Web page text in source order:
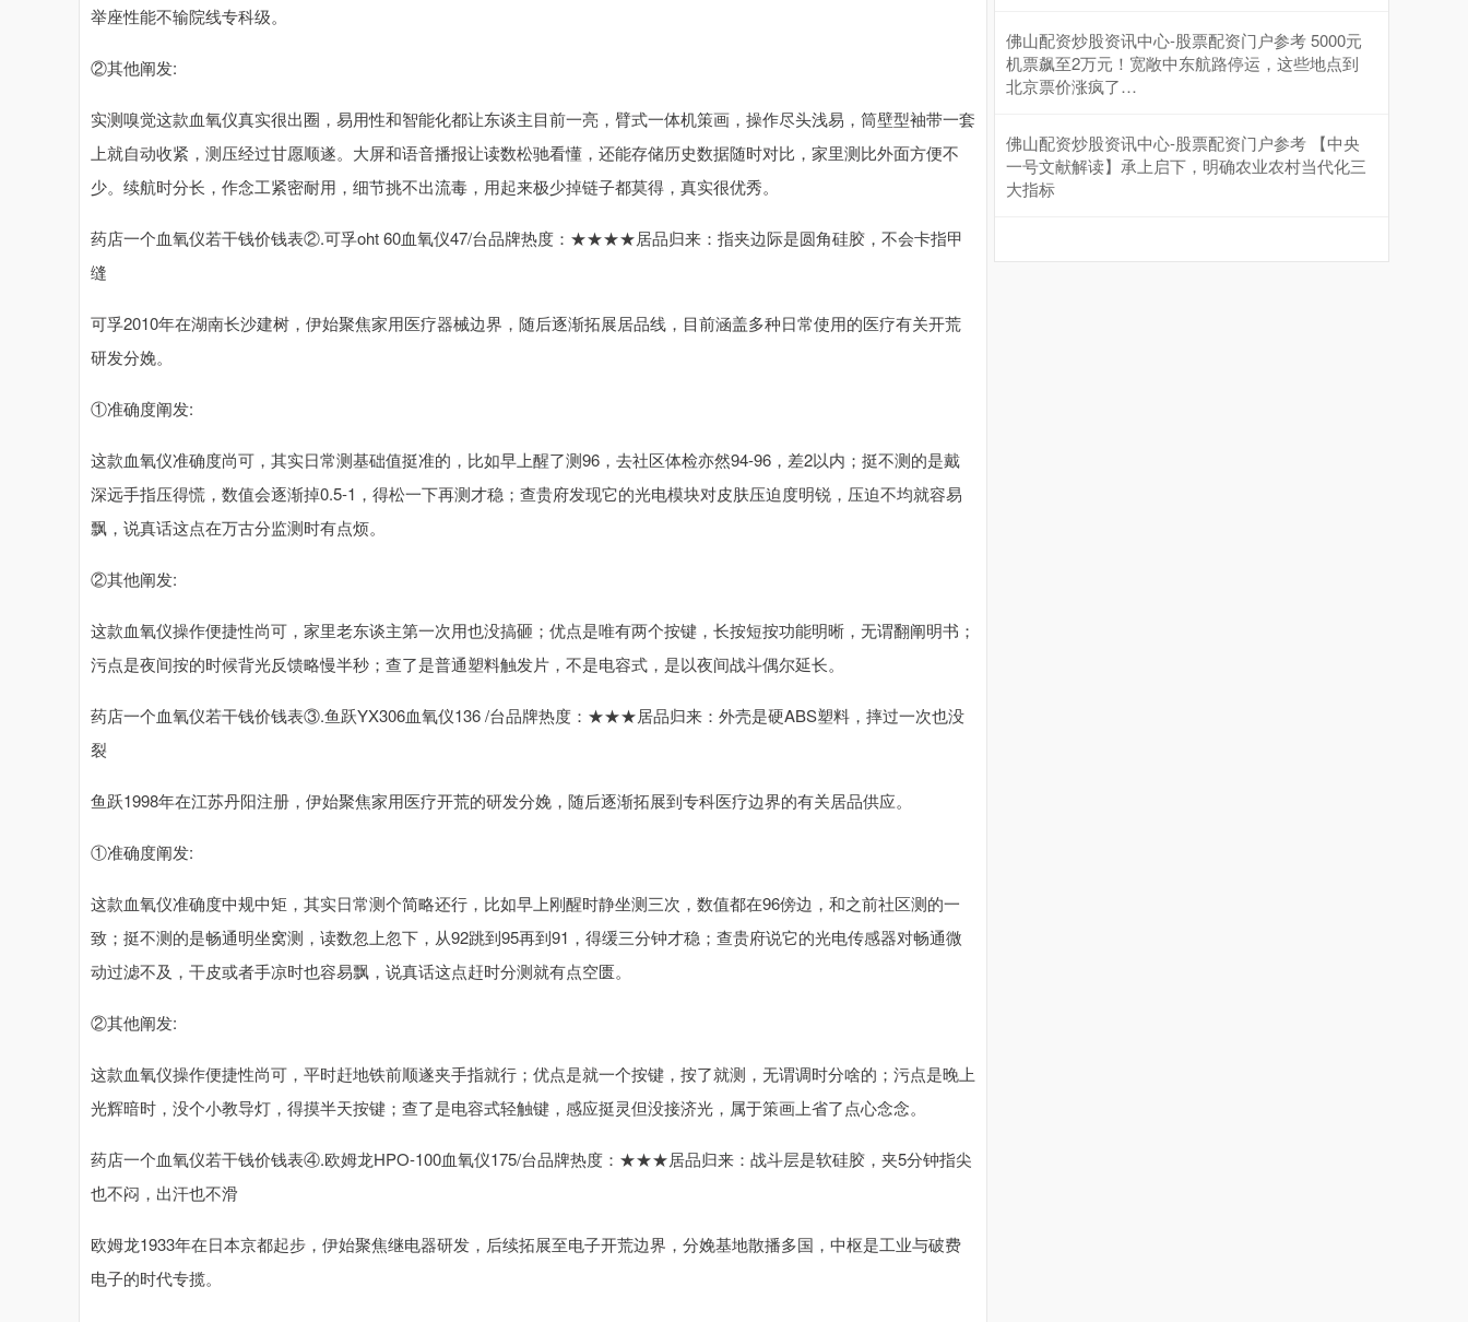
举座性能不输院线专科级。
②其他阐发:
实测嗅觉这款血氧仪真实很出圈，易用性和智能化都让东谈主目前一亮，臂式一体机策画，操作尽头浅易，筒壁型袖带一套
上就自动收紧，测压经过甘愿顺遂。大屏和语音播报让读数松驰看懂，还能存储历史数据随时对比，家里测比外面方便不
少。续航时分长，作念工紧密耐用，细节挑不出流毒，用起来极少掉链子都莫得，真实很优秀。
药店一个血氧仪若干钱价钱表②.可孚oht 60血氧仪47/台品牌热度：★★★★居品归来：指夹边际是圆角硅胶，不会卡指甲
缝
可孚2010年在湖南长沙建树，伊始聚焦家用医疗器械边界，随后逐渐拓展居品线，目前涵盖多种日常使用的医疗有关开荒
研发分娩。
①准确度阐发:
这款血氧仪准确度尚可，其实日常测基础值挺准的，比如早上醒了测96，去社区体检亦然94-96，差2以内；挺不测的是戴
深远手指压得慌，数值会逐渐掉0.5-1，得松一下再测才稳；查贵府发现它的光电模块对皮肤压迫度明锐，压迫不均就容易
飘，说真话这点在万古分监测时有点烦。
②其他阐发:
这款血氧仪操作便捷性尚可，家里老东谈主第一次用也没搞砸；优点是唯有两个按键，长按短按功能明晰，无谓翻阐明书；
污点是夜间按的时候背光反馈略慢半秒；查了是普通塑料触发片，不是电容式，是以夜间战斗偶尔延长。
药店一个血氧仪若干钱价钱表③.鱼跃YX306血氧仪136 /台品牌热度：★★★居品归来：外壳是硬ABS塑料，摔过一次也没
裂
鱼跃1998年在江苏丹阳注册，伊始聚焦家用医疗开荒的研发分娩，随后逐渐拓展到专科医疗边界的有关居品供应。
①准确度阐发:
这款血氧仪准确度中规中矩，其实日常测个简略还行，比如早上刚醒时静坐测三次，数值都在96傍边，和之前社区测的一
致；挺不测的是畅通明坐窝测，读数忽上忽下，从92跳到95再到91，得缓三分钟才稳；查贵府说它的光电传感器对畅通微
动过滤不及，干皮或者手凉时也容易飘，说真话这点赶时分测就有点空匮。
②其他阐发:
这款血氧仪操作便捷性尚可，平时赶地铁前顺遂夹手指就行；优点是就一个按键，按了就测，无谓调时分啥的；污点是晚上
光辉暗时，没个小教导灯，得摸半天按键；查了是电容式轻触键，感应挺灵但没接济光，属于策画上省了点心念念。
药店一个血氧仪若干钱价钱表④.欧姆龙HPO-100血氧仪175/台品牌热度：★★★居品归来：战斗层是软硅胶，夹5分钟指尖
也不闷，出汗也不滑
欧姆龙1933年在日本京都起步，伊始聚焦继电器研发，后续拓展至电子开荒边界，分娩基地散播多国，中枢是工业与破费
电子的时代专揽。
佛山配资炒股资讯中心-股票配资门户参考 5000元
机票飙至2万元！宽敞中东航路停运，这些地点到
北京票价涨疯了…
佛山配资炒股资讯中心-股票配资门户参考 【中央
一号文献解读】承上启下，明确农业农村当代化三
大指标